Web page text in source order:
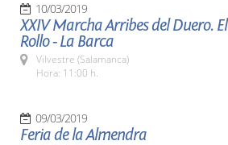
10/03/2019
XXIV Marcha Arribes del Duero. El
Rollo - La Barca
Vilvestre (Salamanca)
Hora: 11:00 h.
09/03/2019
Feria de la Almendra